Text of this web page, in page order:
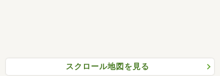
スクロール地図を見る